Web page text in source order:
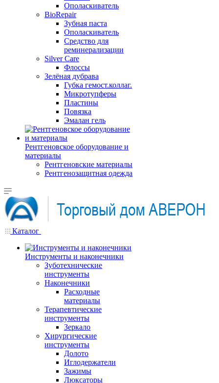
Ополаскиватель
BioRepair
Зубная паста
Ополаскиватель
Средство для
реминерализации
Silver Care
Флоссы
Зелёная дубрава
Губка гемост.коллаг.
Микротупферы
Пластины
Повязка
Эмалан гель
Рентгеновское оборудование и
материалы
Рентгеновские материалы
Рентгенозащитная одежда
Каталог
Инструменты и наконечники
Зуботехнические
инструменты
Наконечники
Расходные
материалы
Терапевтические
инструменты
Зеркало
Хирургические
инструменты
Долото
Иглодержатели
Зажимы
Люксаторы